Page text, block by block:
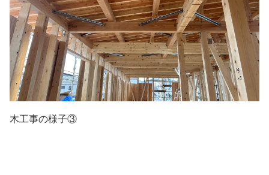
木工事の様子③